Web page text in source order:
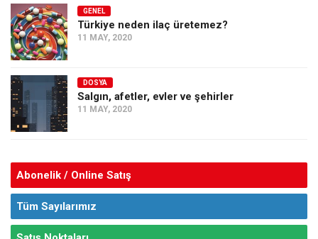
GENEL
Türkiye neden ilaç üretemez?
11 MAY, 2020
DOSYA
Salgın, afetler, evler ve şehirler
11 MAY, 2020
Abonelik / Online Satış
Tüm Sayılarımız